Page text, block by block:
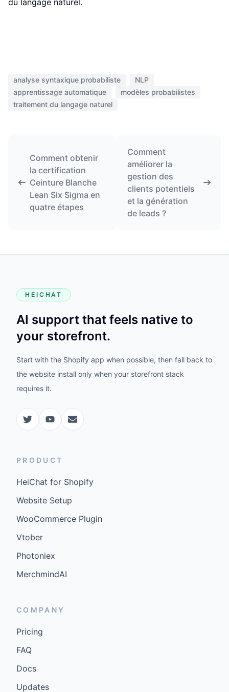
du langage naturel.
analyse syntaxique probabiliste
NLP
apprentissage automatique
modèles probabilistes
traitement du langage naturel
Comment obtenir
la certification
Ceinture Blanche
Lean Six Sigma en
quatre étapes
Comment
améliorer la
gestion des
clients potentiels
et la génération
de leads ?
HEICHAT
AI support that feels native to
your storefront.
Start with the Shopify app when possible, then fall back to
the website install only when your storefront stack
requires it.
PRODUCT
HeiChat for Shopify
Website Setup
WooCommerce Plugin
Vtober
Photoniex
MerchmindAI
COMPANY
Pricing
FAQ
Docs
Updates